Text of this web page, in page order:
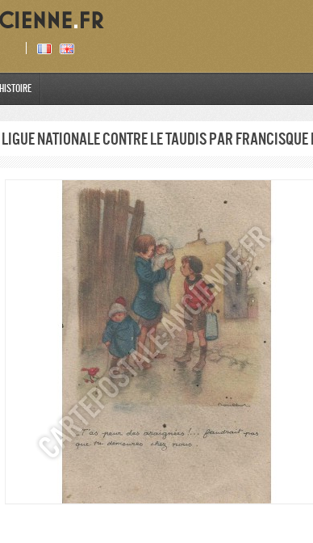
Histoire
LIGUE NATIONALE CONTRE LE TAUDIS par